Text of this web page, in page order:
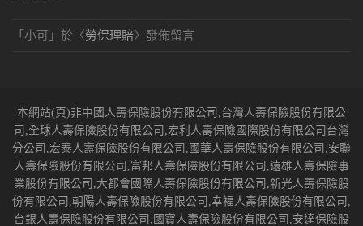
「 小可 」於〈勞保理賠〉發佈留言
本網站(頁)非中國人壽保險股份有限公司,台灣人壽保險股份有限公
司,全球人壽保險股份有限公司,宏利人壽保險國際股份有限公司台灣
分公司,宏泰人壽保險股份有限公司,國華人壽保險股份有限公司,安聯
人壽保險股份有限公司,富邦人壽保險股份有限公司,遠雄人壽保險事
業股份有限公司,大都會國際人壽保險股份有限公司,新光人壽保險股
份有限公司,朝陽人壽保險股份有限公司,幸福人壽保險股份有限公司,
台銀人壽保險股份有限公司,國寶人壽保險股份有限公司,安達保險股